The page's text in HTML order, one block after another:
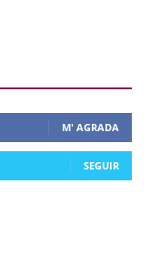
M' AGRADA
SEGUIR